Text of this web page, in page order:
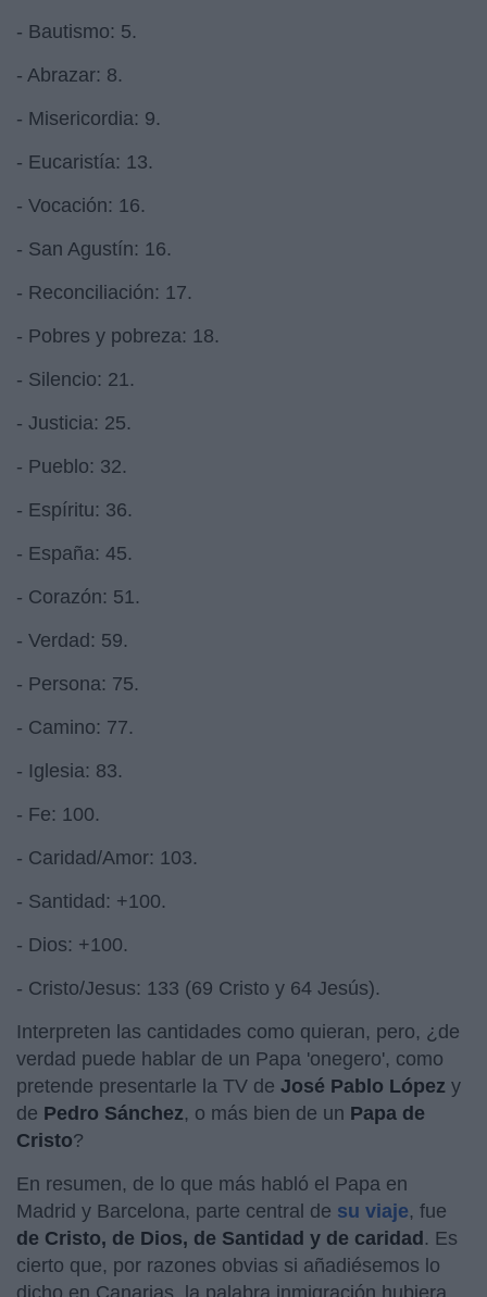
- Bautismo: 5.
- Abrazar: 8.
- Misericordia: 9.
- Eucaristía: 13.
- Vocación: 16.
- San Agustín: 16.
- Reconciliación: 17.
- Pobres y pobreza: 18.
- Silencio: 21.
- Justicia: 25.
- Pueblo: 32.
- Espíritu: 36.
- España: 45.
- Corazón: 51.
- Verdad: 59.
- Persona: 75.
- Camino: 77.
- Iglesia: 83.
- Fe: 100.
- Caridad/Amor: 103.
- Santidad: +100.
- Dios: +100.
- Cristo/Jesus: 133 (69 Cristo y 64 Jesús).
Interpreten las cantidades como quieran, pero, ¿de
verdad puede hablar de un Papa 'onegero', como
pretende presentarle la TV de José Pablo López y
de Pedro Sánchez, o más bien de un Papa de
Cristo?
En resumen, de lo que más habló el Papa en
Madrid y Barcelona, parte central de su viaje, fue
de Cristo, de Dios, de Santidad y de caridad. Es
cierto que, por razones obvias si añadiésemos lo
dicho en Canarias, la palabra inmigración hubiera